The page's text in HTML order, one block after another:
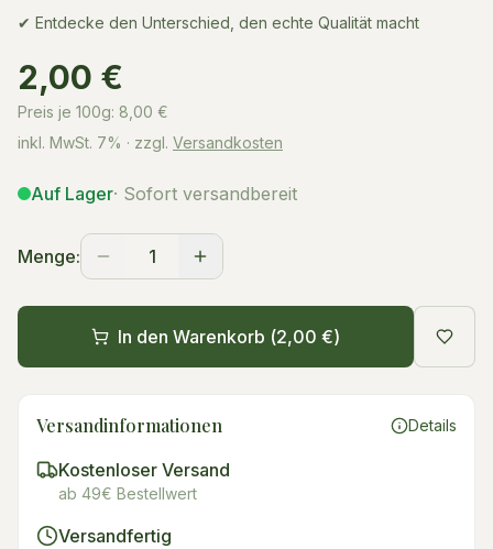
✔ Entdecke den Unterschied, den echte Qualität macht
2,00 €
Preis je 100g: 8,00 €
inkl. MwSt. 7% · zzgl. Versandkosten
Auf Lager· Sofort versandbereit
Menge: 1
In den Warenkorb (2,00 €)
Versandinformationen Details
Kostenloser Versand
ab 49€ Bestellwert
Versandfertig